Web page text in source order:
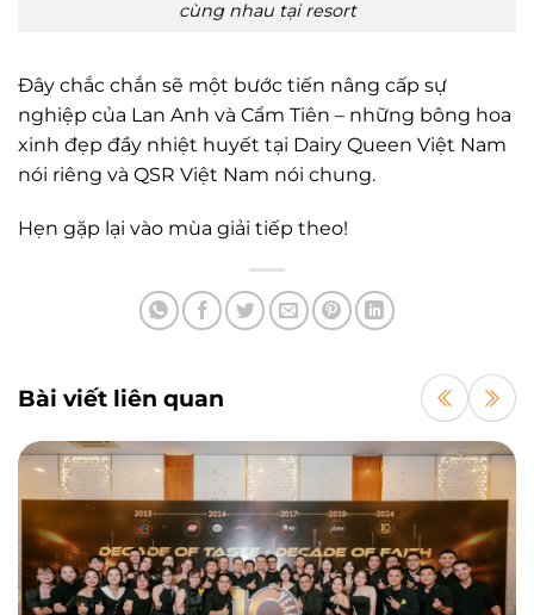
cùng nhau tại resort
Đây chắc chắn sẽ một bước tiến nâng cấp sự
nghiệp của Lan Anh và Cẩm Tiên – những bông hoa
xinh đẹp đầy nhiệt huyết tại Dairy Queen Việt Nam
nói riêng và QSR Việt Nam nói chung.
Hẹn gặp lại vào mùa giải tiếp theo!
Bài viết liên quan